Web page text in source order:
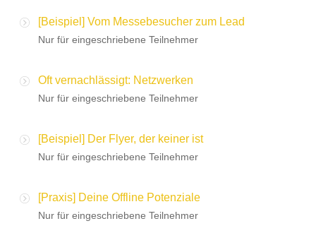
[Beispiel] Vom Messebesucher zum Lead
Nur für eingeschriebene Teilnehmer
Oft vernachlässigt: Netzwerken
Nur für eingeschriebene Teilnehmer
[Beispiel] Der Flyer, der keiner ist
Nur für eingeschriebene Teilnehmer
[Praxis] Deine Offline Potenziale
Nur für eingeschriebene Teilnehmer